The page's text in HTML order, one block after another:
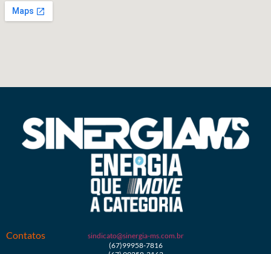
Contatos
sindicato@sinergia-ms.com.br
(67)99958-7816